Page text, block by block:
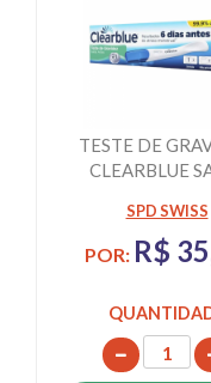
TESTE DE
CLEARBLUE
SPD SWISS
POR: R$